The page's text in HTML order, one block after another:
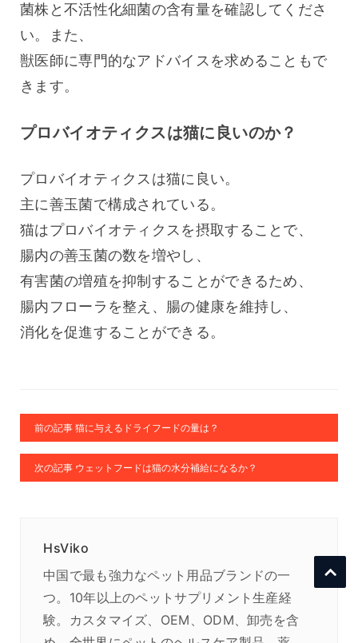
菌株と不活性化細菌の含有量を確認してくださ
い。また、
獣医師に専門的なアドバイスを求めることもで
きます。
プロバイオティクスは猫に良いのか？
プロバイオティクスは猫に良い。
主に善玉菌で構成されている。
猫はプロバイオティクスを摂取することで、
腸内の善玉菌の数を増やし、
有害菌の増殖を抑制することができるため、
腸内フローラを整え、腸の健康を維持し、
消化を促進することができる。
前の記事 猫に与えるドライフードの量は？
次の記事 ウェットフードは猫の水分補給になるか？
HsViko
中国で最も強力なペット用品ブランドの一
つ。10年以上のペットサプリメント生産経
験。カスタマイズ、OEM、ODM、卸売を含